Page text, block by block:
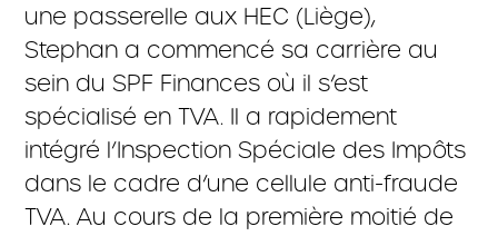
une passerelle aux HEC (Liège),
Stephan a commencé sa carrière au
sein du SPF Finances où il s’est
spécialisé en TVA. Il a rapidement
intégré l’Inspection Spéciale des Impôts
dans le cadre d’une cellule anti-fraude
TVA. Au cours de la première moitié de